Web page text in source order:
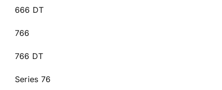
666 DT
766
766 DT
Series 76